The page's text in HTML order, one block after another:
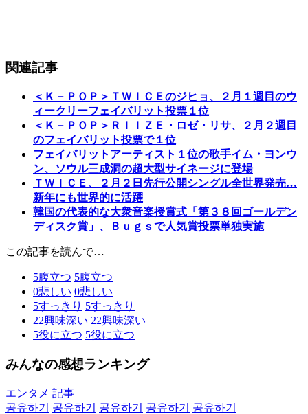
関連記事
＜Ｋ－ＰＯＰ＞ＴＷＩＣＥのジヒョ、２月１週目のウ
ィークリーフェイバリット投票１位
＜Ｋ－ＰＯＰ＞ＲＩＩＺＥ・ロゼ・リサ、２月２週目
のフェイバリット投票で１位
フェイバリットアーティスト１位の歌手イム・ヨンウ
ン、ソウル三成洞の超大型サイネージに登場
ＴＷＩＣＥ、２月２日先行公開シングル全世界発売…
新年にも世界的に活躍
韓国の代表的な大衆音楽授賞式「第３８回ゴールデン
ディスク賞」、Ｂｕｇｓで人気賞投票単独実施
この記事を読んで…
5腹立つ 5腹立つ
0悲しい 0悲しい
5すっきり 5すっきり
22興味深い 22興味深い
5役に立つ 5役に立つ
みんなの感想ランキング
エンタメ 記事
공유하기
공유하기 공유하기 공유하기
공유하기